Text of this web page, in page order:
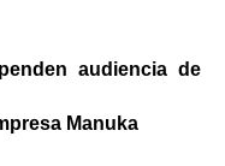
audiencia de
Manuka